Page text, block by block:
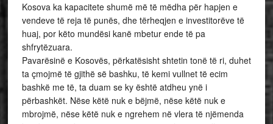
Kosova ka kapacitete shumë më të mëdha për hapjen e
vendeve të reja të punës, dhe tërheqjen e investitorëve të
huaj, por këto mundësi kanë mbetur ende të pa
shfrytëzuara.
Pavarësinë e Kosovës, përkatësisht shtetin tonë të ri, duhet
ta çmojmë të gjithë së bashku, të kemi vullnet të ecim
bashkë me të, ta duam se ky është atdheu ynë i
përbashkët. Nëse këtë nuk e bëjmë, nëse këtë nuk e
mbrojmë, nëse këtë nuk e ngrehem në vlera të njëmenda